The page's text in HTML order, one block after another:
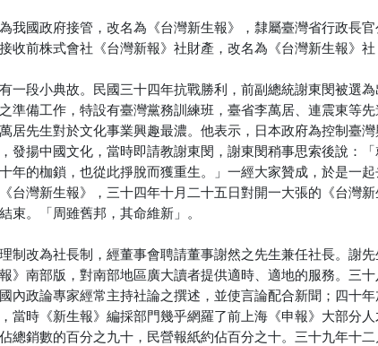
我國政府接管，改名為《台灣新生報》，隸屬臺灣省行政長
收前株式會社《台灣新報》社財產，改名為《台灣新生報》社
一段小典故。民國三十四年抗戰勝利，前副總統謝東閔被選
準備工作，特設有臺灣黨務訓練班，臺省李萬居、連震東等
居先生對於文化事業興趣最濃。他表示，日本政府為控制臺
發揚中國文化，當時即請教謝東閔，謝東閔稍事思索後說：
年的枷鎖，也從此掙脫而獲重生。」一經大家贊成，於是一
台灣新生報》，三十四年十月二十五日對開一大張的《台灣
束。「周雖舊邦，其命維新」。
制改為社長制，經董事會聘請董事謝然之先生兼任社長。謝
》南部版，對南部地區廣大讀者提供適時、適地的服務。三
內政論專家經常主持社論之撰述，並使言論配合新聞；四十
當時《新生報》編採部門幾乎網羅了前上海《申報》大部分
總銷數的百分之九十，民營報紙約佔百分之十。三十九年十